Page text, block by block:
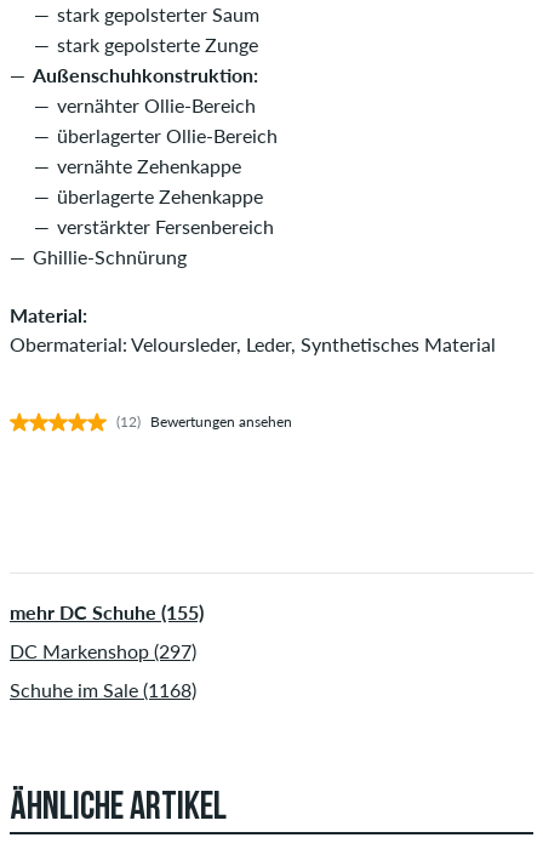
stark gepolsterter Saum
stark gepolsterte Zunge
Außenschuhkonstruktion:
vernähter Ollie-Bereich
überlagerter Ollie-Bereich
vernähte Zehenkappe
überlagerte Zehenkappe
verstärkter Fersenbereich
Ghillie-Schnürung
Material:
Obermaterial: Veloursleder, Leder, Synthetisches Material
(12) Bewertungen ansehen
mehr DC Schuhe (155)
DC Markenshop (297)
Schuhe im Sale (1168)
ÄHNLICHE ARTIKEL